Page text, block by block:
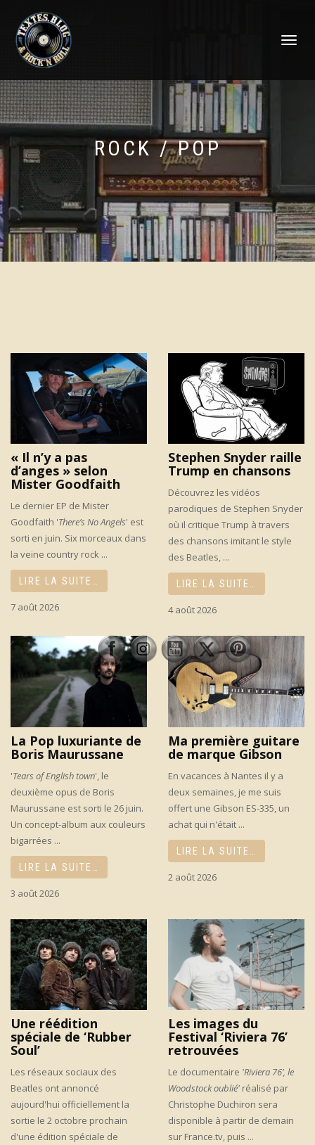
DÉPLIER
ROCK / POP
« Il n’y a pas
d’anges » selon
Mister Goodfaith
Le dernier EP de Mister
Goodfaith 'There’s No Angels' est
sorti en juin. Six morceaux dans
la veine country rock ...
LIRE LA SUITE…
7 août 2026
Stephen Snyder raille
Trump en chansons
Découvrez les vidéos
parodiques de Stephen Snyder
où il critique Trump à travers
des chansons imitant le style
des Beatles, ...
LIRE LA SUITE…
4 août 2026
La Pop luxuriante de
Boris Maurussane
'Tears of English town', le
deuxième opus de Boris
Maurussane est sorti le 26 juin.
Un concept-album aux couleurs
bigarrées ...
LIRE LA SUITE…
3 août 2026
Ma première guitare
de marque Gibson
En vacances à Nantes il y a
deux semaines, je me suis
offert une Gibson ES-335, un
achat qui n'était ...
LIRE LA SUITE…
2 août 2026
Une réédition
spéciale de ‘Rubber
Soul’
Les réseaux sociaux des
Beatles ont annoncé
aujourd'hui officiellement la
sortie le 2 octobre prochain
d'une édition spéciale de
Les images du
Festival ‘Riviera 76’
retrouvées
Le documentaire 'Riviera 76’, le
Woodstock oublié' réalisé par
Christophe Duchiron sera
disponible à partir de demain
sur France.tv, puis ...